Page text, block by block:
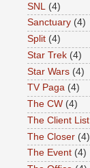
SNL
(4)
Sanctuary (4)
Split (4)
Star Trek (4)
Star Wars (4)
TV Paga (4)
The CW (4)
The Client List
The Closer (4)
The Event (4)